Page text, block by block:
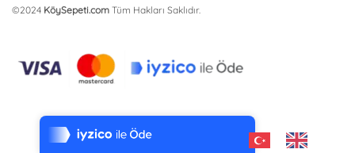
7/24 Canlı Destek
%100 Sorunsuz Alışveriş
©2024 KöySepeti.com Tüm Hakları Saklıdır.